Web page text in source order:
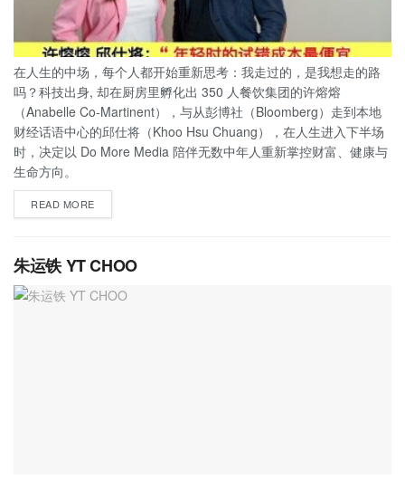
在人生的中场，每个人都开始重新思考：我走过的，是我想走的路
吗？科技出身, 却在厨房里孵化出 350 人餐饮集团的许熔熔
（Anabelle Co-Martinent），与从彭博社（Bloomberg）走到本地
财经话语中心的邱仕将（Khoo Hsu Chuang），在人生进入下半场
时，决定以 Do More Media 陪伴无数中年人重新掌控财富、健康与
生命方向。
READ MORE
朱运铁 YT CHOO